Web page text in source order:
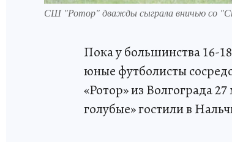
СШ "Ротор" дважды сыграла вничью со
Пока у большинства 16-
юные футболисты
«Ротор» из Волгограда
голубые» гостили в